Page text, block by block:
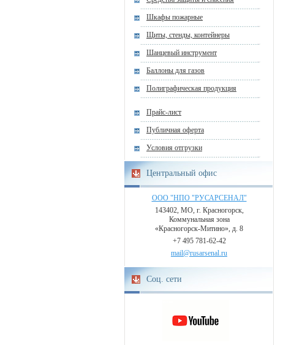
Шкафы пожарные
Щиты, стенды, контейнеры
Шанцевый инструмент
Баллоны для газов
Полиграфическая продукция
Прайс-лист
Публичная оферта
Условия отгрузки
Центральный офис
ООО "НПО "РУСАРСЕНАЛ"
143402, МО, г. Красногорск,
Коммунальная зона
«Красногорск-Митино», д. 8
+7 495 781-62-42
mail@rusarsenal.ru
Соц. сети